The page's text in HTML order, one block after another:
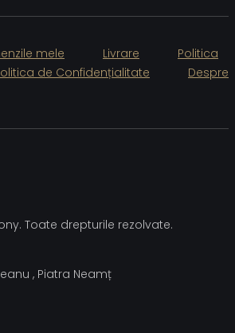
mele Livrare
Politica
de Confidențialitate
Despre
Toate drepturile rezolvate.
, Piatra Neamț